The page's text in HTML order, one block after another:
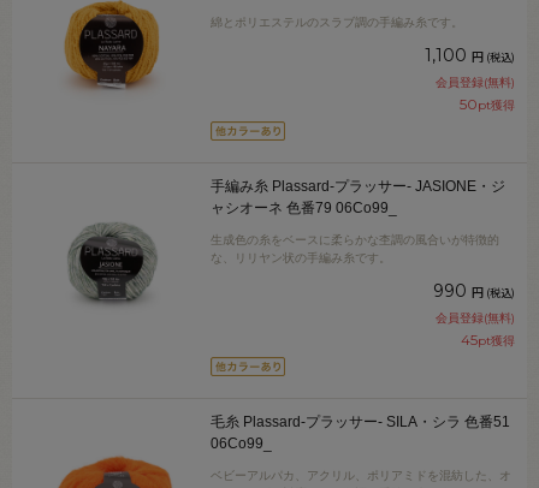
綿とポリエステルのスラブ調の手編み糸です。
1,100 円 (税込)
会員登録(無料)
50pt獲得
手編み糸 Plassard-プラッサー- JASIONE・ジ
ャシオーネ 色番79 06Co99_
生成色の糸をベースに柔らかな杢調の風合いが特徴的
な、リリヤン状の手編み糸です。
990 円 (税込)
会員登録(無料)
45pt獲得
毛糸 Plassard-プラッサー- SILA・シラ 色番51
06Co99_
ベビーアルパカ、アクリル、ポリアミドを混紡した、オ